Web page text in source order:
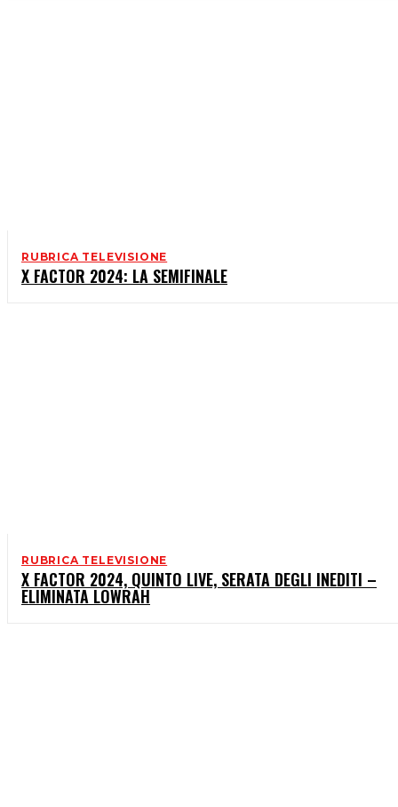
RUBRICA TELEVISIONE
X FACTOR 2024: LA SEMIFINALE
RUBRICA TELEVISIONE
X FACTOR 2024, QUINTO LIVE, SERATA DEGLI INEDITI –
ELIMINATA LOWRAH